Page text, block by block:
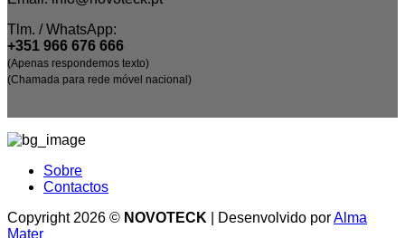
Tlm. / WhatsApp:
+351 966 676 666
(Apenas respondemos texto)
(Chamada para rede móvel nacional)
Sobre
Contactos
Copyright 2026 © NOVOTECK | Desenvolvido porAlma
Mater